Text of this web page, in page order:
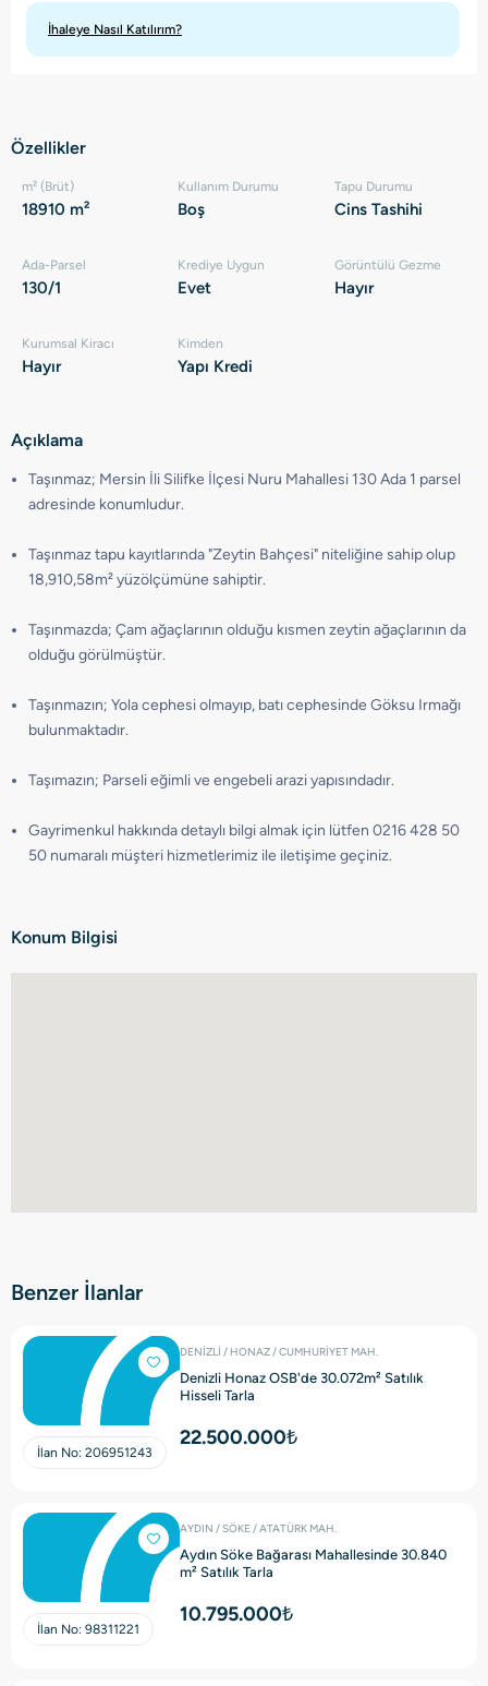
İhaleye Nasıl Katılırım?
Özellikler
m² (Brüt)
18910 m²
Kullanım Durumu
Boş
Tapu Durumu
Cins Tashihi
Ada-Parsel
130/1
Krediye Uygun
Evet
Görüntülü Gezme
Hayır
Kurumsal Kiracı
Hayır
Kimden
Yapı Kredi
Açıklama
Taşınmaz; Mersin İli Silifke İlçesi Nuru Mahallesi 130 Ada 1 parsel
adresinde konumludur.
Taşınmaz tapu kayıtlarında "Zeytin Bahçesi" niteliğine sahip olup
18,910,58m² yüzölçümüne sahiptir.
Taşınmazda; Çam ağaçlarının olduğu kısmen zeytin ağaçlarının da
olduğu görülmüştür.
Taşınmazın; Yola cephesi olmayıp, batı cephesinde Göksu Irmağı
bulunmaktadır.
Taşımazın; Parseli eğimli ve engebeli arazi yapısındadır.
Gayrimenkul hakkında detaylı bilgi almak için lütfen 0216 428 50
50 numaralı müşteri hizmetlerimiz ile iletişime geçiniz.
Konum Bilgisi
Benzer İlanlar
İlan No: 206951243
DENİZLİ / HONAZ / CUMHURİYET MAH.
Denizli Honaz OSB'de 30.072m² Satılık
Hisseli Tarla
22.500.000₺
İlan No: 98311221
AYDIN / SÖKE / ATATÜRK MAH.
Aydın Söke Bağarası Mahallesinde 30.840
m² Satılık Tarla
10.795.000₺